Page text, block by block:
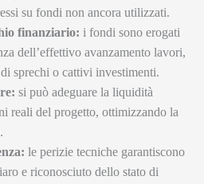
su fondi non ancora utilizzati.
finanziario: i fondi sono erogati
dell’effettivo avanzamento lavori,
sprechi o cattivi investimenti.
si può adeguare la liquidità
reali del progetto, ottimizzando la
le perizie tecniche garantiscono
e riconosciuto dello stato di